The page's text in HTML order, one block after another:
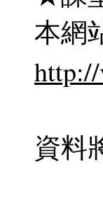
本網
http://
資料